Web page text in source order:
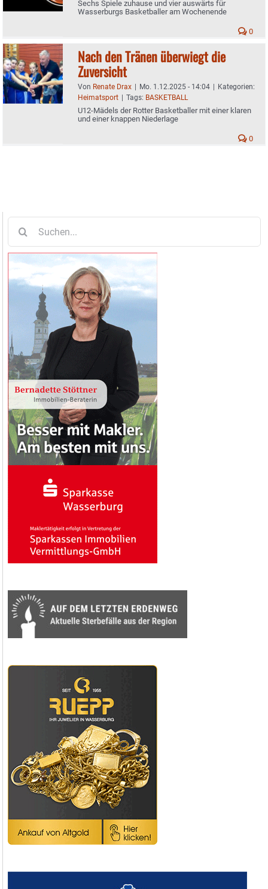
Sechs Spiele zuhause und vier auswärts für
Wasserburgs Basketballer am Wochenende
0
Nach den Tränen überwiegt die
Zuversicht
Von Renate Drax | Mo. 1.12.2025 - 14:04 | Kategorien:
Heimatsport | Tags: BASKETBALL
U12-Mädels der Rotter Basketballer mit einer klaren
und einer knappen Niederlage
0
nach: